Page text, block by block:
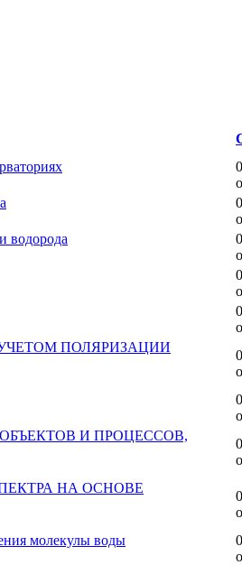
водорода
ПОЛЯРИЗАЦИИ
И ПРОЦЕССОВ,
НА ОСНОВЕ
молекулы воды